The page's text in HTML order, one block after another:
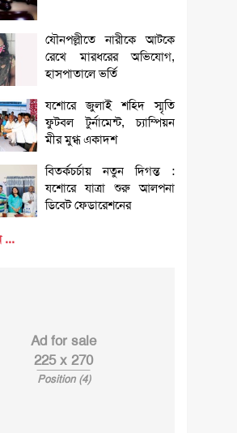
যৌনপল্লীতে নারীকে আটকে
রেখে মারধরের অভিযোগ,
হাসপাতালে ভর্তি
যশোরে জুলাই শহিদ স্মৃতি
ফুটবল টুর্নামেন্ট, চ্যাম্পিয়ন
মীর মুগ্ধ একাদশ
বিতর্কচর্চায় নতুন দিগন্ত :
যশোরে যাত্রা শুরু আলপনা
ডিবেট ফেডারেশনের
...
Ad for sale
225 x 270
Position (4)